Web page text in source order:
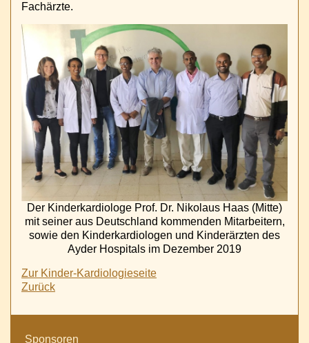
Fachärzte.
Der Kinderkardiologe Prof. Dr. Nikolaus Haas (Mitte)
mit seiner aus Deutschland kommenden Mitarbeitern,
sowie den Kinderkardiologen und Kinderärzten des
Ayder Hospitals im Dezember 2019
Zur Kinder-Kardiologieseite
Zurück
Navigation
Sponsoren